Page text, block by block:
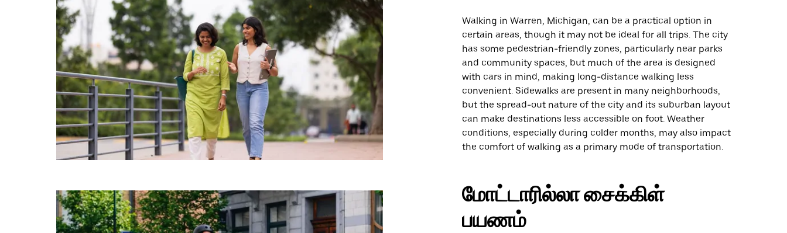
Walking in Warren, Michigan, can be a practical option in
certain areas, though it may not be ideal for all trips. The city
has some pedestrian-friendly zones, particularly near parks
and community spaces, but much of the area is designed
with cars in mind, making long-distance walking less
convenient. Sidewalks are present in many neighborhoods,
but the spread-out nature of the city and its suburban layout
can make destinations less accessible on foot. Weather
conditions, especially during colder months, may also impact
the comfort of walking as a primary mode of transportation.
மோட்டாரில்லா சைக்கிள்
பயணம்